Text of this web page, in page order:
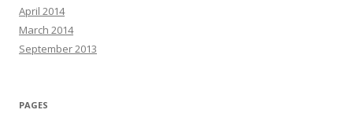
April 2014
March 2014
September 2013
PAGES